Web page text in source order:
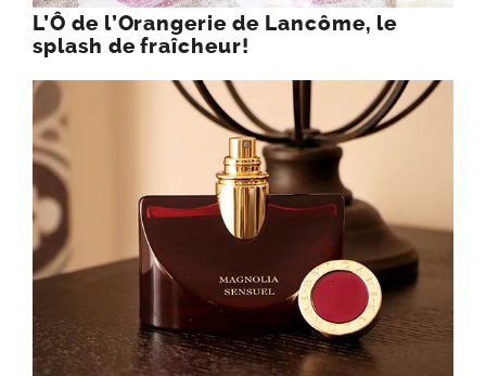
L’Ô de l’Orangerie de Lancôme, le
splash de fraîcheur!